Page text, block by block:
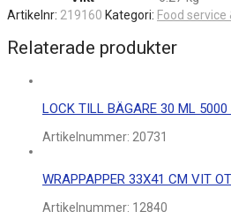
Artikelnr: 219160 Kategori: Food
Relaterade produkter
LOCK TILL BÄGARE 30 ML
Artikelnummer: 20731
WRAPPAPPER 33X41 CM VIT
Artikelnummer: 12840